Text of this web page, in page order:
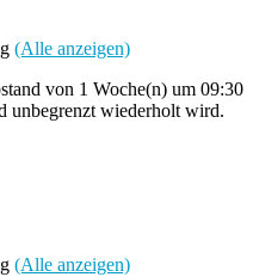
(Alle anzeigen)
von 1 Woche(n) um 09:30
unbegrenzt wiederholt wird.
(Alle anzeigen)